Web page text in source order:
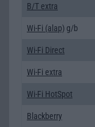
B/T extra
Wi-Fi (alap) g/b
Wi-Fi Direct
Wi-Fi extra
Wi-Fi HotSpot
Blackberry